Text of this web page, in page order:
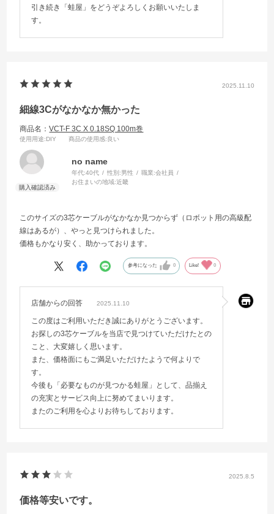
引き続き「蛙屋」をどうぞよろしくお願いいたしま
す。
2025.11.10
細線3Cがなかなか無かった
商品名：VCT-F 3C X 0.18SQ 100m巻
使用用途:DIY 商品の使用感:良い
no name
年代:40代 性別:男性 職業:会社員
お住まいの地域:近畿
このサイズの3芯ケーブルがなかなか見つからず（ロボット用の高級配
線はあるが）、やっと見つけられました。
価格もかなり安く、助かっております。
参考になった 0 Like! 0
店舗からの回答 2025.11.10
この度はご利用いただき誠にありがとうございます。
お探しの3芯ケーブルを当店で見つけていただけたとの
こと、大変嬉しく思います。
また、価格面にもご満足いただけたようで何よりで
す。
今後も「必要なものが見つかる蛙屋」として、品揃え
の充実とサービス向上に努めてまいります。
またのご利用を心よりお待ちしております。
2025.8.5
価格等安いです。